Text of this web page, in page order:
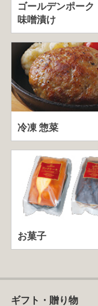
ゴールデンポーク
味噌漬け
冷凍 惣菜
お菓子
ギフト・贈り物